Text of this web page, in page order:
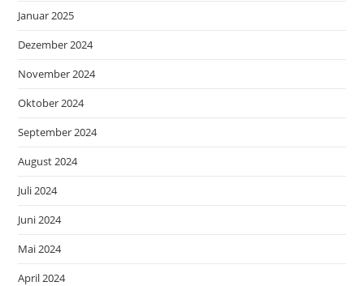
Januar 2025
Dezember 2024
November 2024
Oktober 2024
September 2024
August 2024
Juli 2024
Juni 2024
Mai 2024
April 2024